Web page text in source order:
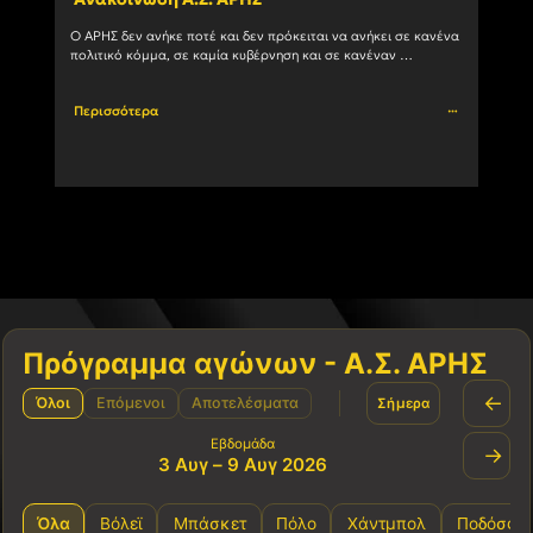
Ο ΑΡΗΣ δεν ανήκε ποτέ και δεν πρόκειται να ανήκει σε κανένα
πολιτικό κόμμα, σε καμία κυβέρνηση και σε κανέναν
Περισσότερα
Πρόγραμμα αγώνων - Α.Σ. ΑΡΗΣ
Όλοι Επόμενοι Αποτελέσματα Σήμερα ←
Εβδομάδα
3 Αυγ – 9 Αυγ 2026 →
Όλα Βόλεϊ Μπάσκετ Πόλο Χάντμπολ